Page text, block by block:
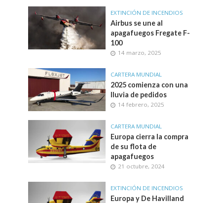
EXTINCIÓN DE INCENDIOS
Airbus se une al
apagafuegos Fregate F-
100
14 marzo, 2025
CARTERA MUNDIAL
2025 comienza con una
lluvia de pedidos
14 febrero, 2025
CARTERA MUNDIAL
Europa cierra la compra
de su flota de
apagafuegos
21 octubre, 2024
EXTINCIÓN DE INCENDIOS
Europa y De Havilland